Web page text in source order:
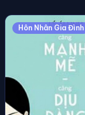
Hôn Nhân Gia Đình